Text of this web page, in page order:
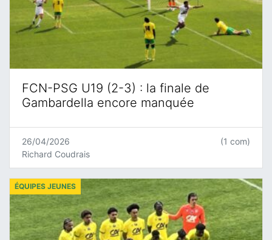
FCN-PSG U19 (2-3) : la finale de
Gambardella encore manquée
26/04/2026
Richard Coudrais
(1 com)
ÉQUIPES JEUNES